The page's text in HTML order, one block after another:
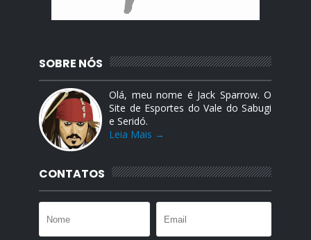
SOBRE NÓS
Olá, meu nome é Jack Sparrow. O
Site de Esportes do Vale do Sabugi
e Seridó.
Leia Mais →
CONTATOS